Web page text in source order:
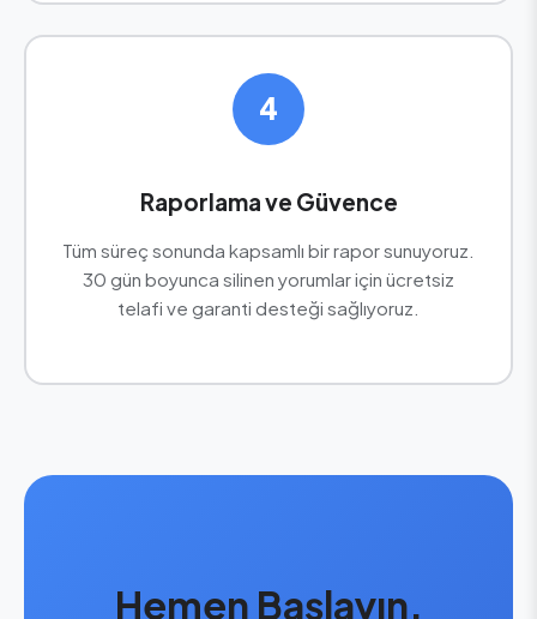
4
Raporlama ve Güvence
Tüm süreç sonunda kapsamlı bir rapor sunuyoruz.
30 gün boyunca silinen yorumlar için ücretsiz
telafi ve garanti desteği sağlıyoruz.
Hemen Başlayın,